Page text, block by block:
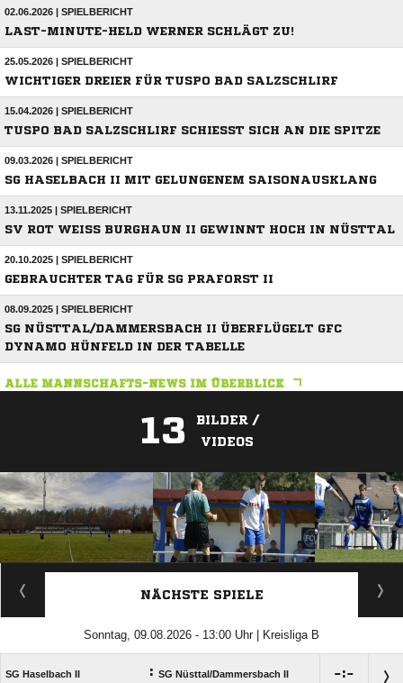
02.06.2026 | SPIELBERICHT
LAST-MINUTE-HELD WERNER SCHLÄGT ZU!
25.05.2026 | SPIELBERICHT
WICHTIGER DREIER FÜR TUSPO BAD SALZSCHLIRF
15.04.2026 | SPIELBERICHT
TUSPO BAD SALZSCHLIRF SCHIESST SICH AN DIE SPITZE
09.03.2026 | SPIELBERICHT
SG HASELBACH II MIT GELUNGENEM SAISONAUSKLANG
13.11.2025 | SPIELBERICHT
SV ROT WEISS BURGHAUN II GEWINNT HOCH IN NÜSTTAL
20.10.2025 | SPIELBERICHT
GEBRAUCHTER TAG FÜR SG PRAFORST II
08.09.2025 | SPIELBERICHT
SG NÜSTTAL/DAMMERSBACH II ÜBERFLÜGELT GFC
DYNAMO HÜNFELD IN DER TABELLE
ALLE MANNSCHAFTS-NEWS IM ÜBERBLICK
13
BILDER /
VIDEOS
ANZEIGE
NÄCHSTE SPIELE
Sonntag, 09.08.2026 - 13:00 Uhr | Kreisliga B
SG Haselbach II : SG Nüsttal/​Dammersbach II :